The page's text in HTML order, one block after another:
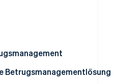
Betrugsmanagementlösung